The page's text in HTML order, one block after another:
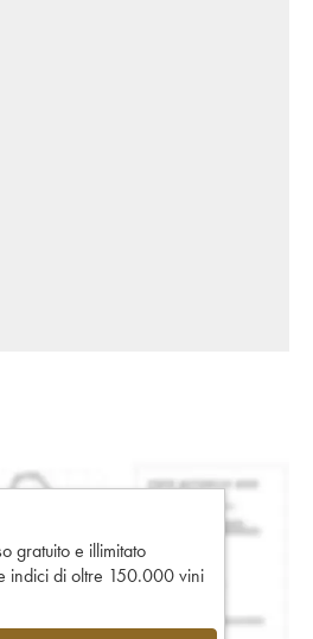
gratuito e illimitato
indici di oltre 150.000 vini